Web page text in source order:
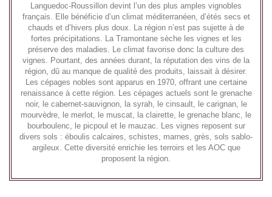
Languedoc-Roussillon devint l’un des plus amples vignobles
français. Elle bénéficie d’un climat méditerranéen, d’étés secs et
chauds et d’hivers plus doux. La région n’est pas sujette à de
fortes précipitations. La Tramontane sèche les vignes et les
préserve des maladies. Le climat favorise donc la culture des
vignes. Pourtant, des années durant, la réputation des vins de la
région, dû au manque de qualité des produits, laissait à désirer.
Les cépages nobles sont apparus en 1970, offrant une certaine
renaissance à cette région. Les cépages actuels sont le grenache
noir, le cabernet-sauvignon, la syrah, le cinsault, le carignan, le
mourvèdre, le merlot, le muscat, la clairette, le grenache blanc, le
bourboulenc, le picpoul et le mauzac. Les vignes reposent sur
divers sols : éboulis calcaires, schistes, marnes, grès, sols sablo-
argileux. Cette diversité enrichie les terroirs et les AOC que
proposent la région.